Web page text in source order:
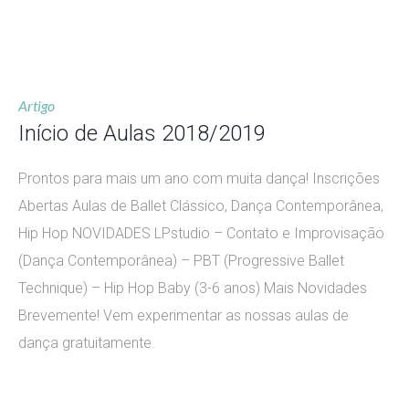
Artigo
Início de Aulas 2018/2019
Prontos para mais um ano com muita dança! Inscrições
Abertas Aulas de Ballet Clássico, Dança Contemporânea,
Hip Hop NOVIDADES LPstudio – Contato e Improvisação
(Dança Contemporânea) – PBT (Progressive Ballet
Technique) – Hip Hop Baby (3-6 anos) Mais Novidades
Brevemente! Vem experimentar as nossas aulas de
dança gratuitamente.